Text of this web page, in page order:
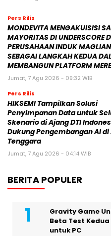
Pers Rilis
MONDEVITA MENGAKUISISI
MAYORITAS DI UNDERSCORE
PERUSAHAAN INDUK
SEBAGAI LANGKAH KEDUA
MEMBANGUN PLATFORM
Jumat, 7 Agu 2026 - 09:32 WIB
Pers Rilis
HIKSEMI Tampilkan Solusi
Penyimpanan Data untuk
Skenario di Ajang DTI
Dukung Pengembangan AI di
Tenggara
Jumat, 7 Agu 2026 - 04:14 WIB
BERITA POPULER
Gravity Game
Beta Test
untuk PC